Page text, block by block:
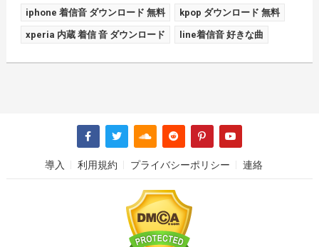
iphone 着信音 ダウンロード 無料 kpop ダウンロード 無料
xperia 内蔵 着信 音 ダウンロード line着信音 好きな曲
導入 利用規約 プライバシーポリシー 連絡